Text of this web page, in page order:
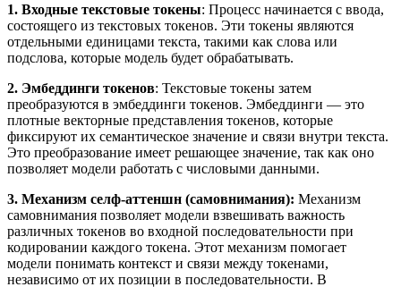
1. Входные текстовые токены: Процесс начинается с ввода,
состоящего из текстовых токенов. Эти токены являются
отдельными единицами текста, такими как слова или
подслова, которые модель будет обрабатывать.
2. Эмбеддинги токенов: Текстовые токены затем
преобразуются в эмбеддинги токенов. Эмбеддинги — это
плотные векторные представления токенов, которые
фиксируют их семантическое значение и связи внутри текста.
Это преобразование имеет решающее значение, так как оно
позволяет модели работать с числовыми данными.
3. Механизм селф-аттеншн (самовнимания): Механизм
самовнимания позволяет модели взвешивать важность
различных токенов во входной последовательности при
кодировании каждого токена. Этот механизм помогает
модели понимать контекст и связи между токенами,
независимо от их позиции в последовательности. В